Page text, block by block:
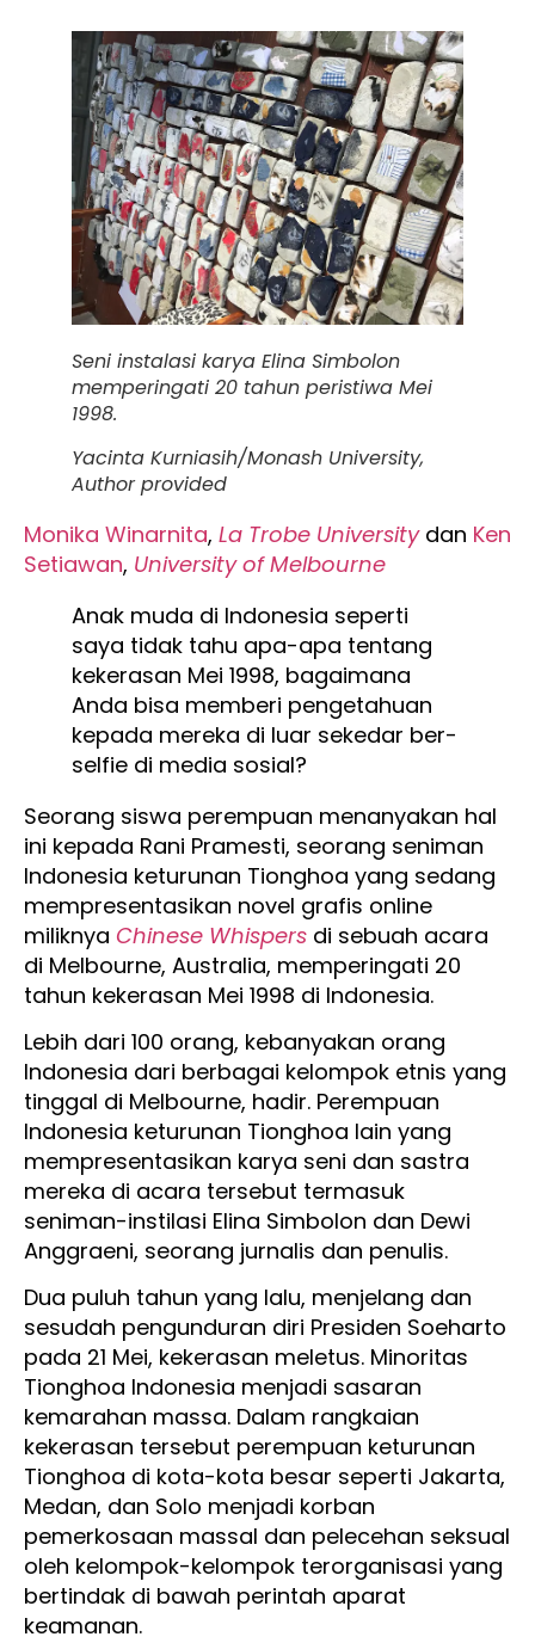
Seni instalasi karya Elina Simbolon
memperingati 20 tahun peristiwa Mei
1998.
Yacinta Kurniasih/Monash University,
Author provided
Monika Winarnita, La Trobe Universitydan Ken
Setiawan, University of Melbourne
Anak muda di Indonesia seperti
saya tidak tahu apa-apa tentang
kekerasan Mei 1998, bagaimana
Anda bisa memberi pengetahuan
kepada mereka di luar sekedar ber-
selfie di media sosial?
Seorang siswa perempuan menanyakan hal
ini kepada Rani Pramesti, seorang seniman
Indonesia keturunan Tionghoa yang sedang
mempresentasikan novel grafis online
miliknya Chinese Whispers di sebuah acara
di Melbourne, Australia, memperingati 20
tahun kekerasan Mei 1998 di Indonesia.
Lebih dari 100 orang, kebanyakan orang
Indonesia dari berbagai kelompok etnis yang
tinggal di Melbourne, hadir. Perempuan
Indonesia keturunan Tionghoa lain yang
mempresentasikan karya seni dan sastra
mereka di acara tersebut termasuk
seniman-instilasi Elina Simbolon dan Dewi
Anggraeni, seorang jurnalis dan penulis.
Dua puluh tahun yang lalu, menjelang dan
sesudah pengunduran diri Presiden Soeharto
pada 21 Mei, kekerasan meletus. Minoritas
Tionghoa Indonesia menjadi sasaran
kemarahan massa. Dalam rangkaian
kekerasan tersebut perempuan keturunan
Tionghoa di kota-kota besar seperti Jakarta,
Medan, dan Solo menjadi korban
pemerkosaan massal dan pelecehan seksual
oleh kelompok-kelompok terorganisasi yang
bertindak di bawah perintah aparat
keamanan.